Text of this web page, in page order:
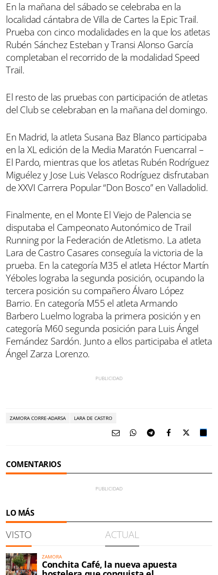
En la mañana del sábado se celebraba en la
localidad cántabra de Villa de Cartes la Epic Trail.
Prueba con cinco modalidades en la que los atletas
Rubén Sánchez Esteban y Transi Alonso García
completaban el recorrido de la modalidad Speed
Trail.
El resto de las pruebas con participación de atletas
del Club se celebraban en la mañana del domingo.
En Madrid, la atleta Susana Baz Blanco participaba
en la XL edición de la Media Maratón Fuencarral –
El Pardo, mientras que los atletas Rubén Rodríguez
Miguélez y Jose Luis Velasco Rodríguez disfrutaban
de XXVI Carrera Popular “Don Bosco” en Valladolid.
Finalmente, en el Monte El Viejo de Palencia se
disputaba el Campeonato Autonómico de Trail
Running por la Federación de Atletismo. La atleta
Lara de Castro Casares conseguía la victoria de la
prueba. En la categoría M35 el atleta Héctor Martín
Yéboles lograba la segunda posición, ocupando la
tercera posición su compañero Álvaro López
Barrio. En categoría M55 el atleta Armando
Barbero Luelmo lograba la primera posición y en
categoría M60 segunda posición para Luis Ángel
Fernández Sardón. Junto a ellos participaba el atleta
Ángel Zarza Lorenzo.
ZAMORA CORRE-ADARSA LARA DE CASTRO
COMENTARIOS
LO MÁS
VISTO ACTUAL
ZAMORA
Conchita Café, la nueva apuesta